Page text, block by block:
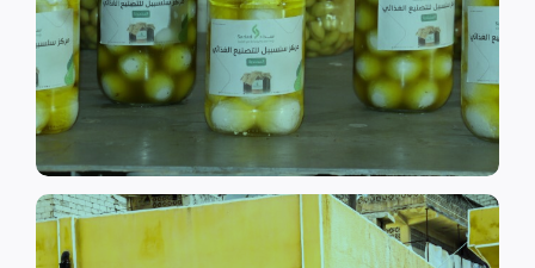
الى الاهتمام بالمشاريع التنموية.
اقرأ المزيد